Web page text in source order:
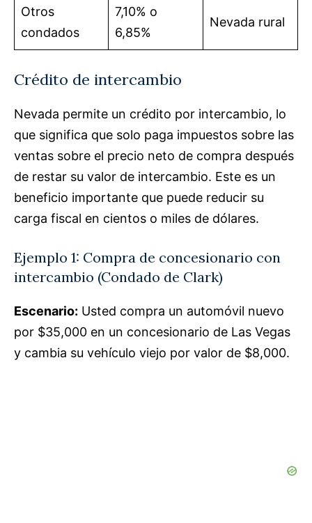
Otros
condados
7,10% o
6,85%
Nevada rural
Crédito de intercambio
Nevada permite un crédito por intercambio, lo
que significa que solo paga impuestos sobre las
ventas sobre el precio neto de compra después
de restar su valor de intercambio. Este es un
beneficio importante que puede reducir su
carga fiscal en cientos o miles de dólares.
Ejemplo 1: Compra de concesionario con
intercambio (Condado de Clark)
Escenario: Usted compra un automóvil nuevo
por $35,000 en un concesionario de Las Vegas
y cambia su vehículo viejo por valor de $8,000.